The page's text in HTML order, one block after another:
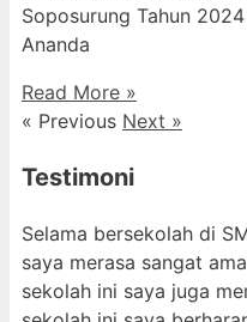
Soposurung Tahun
⁠Ananda
Read More »
« Previous Next »
Testimoni
Selama bersekolah di
saya merasa sangat
sekolah ini saya juga